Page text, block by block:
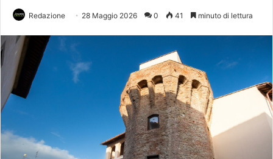
Redazione 28 Maggio 2026 0 41 minuto di lettura